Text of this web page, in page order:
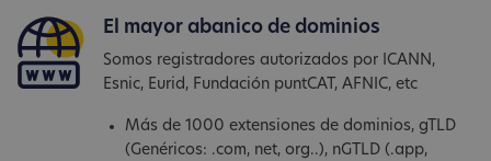
El mayor abanico de dominios
Somos registradores autorizados por ICANN,
Esnic, Eurid, Fundación puntCAT, AFNIC, etc
Más de 1000 extensiones de dominios, gTLD
(Genéricos: .com, net, org..), nGTLD (.app,